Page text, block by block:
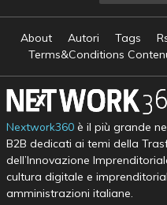
About Autori Tags
Terms&Conditions
Nextwork360è il più grande
B2B dedicati ai temi della
dell’Innovazione
cultura digitale e
amministrazioni italiane.